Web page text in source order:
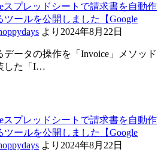
スプレッドシートで請求書を自動作
ツールを公開しました【Google
より 2024年8月22日
データの操作を「Invoice」メソッド
した「I…
スプレッドシートで請求書を自動作
ツールを公開しました【Google
より 2024年8月22日